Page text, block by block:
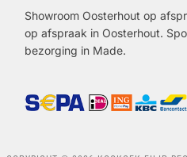
Showroom Oosterhout op
op afspraak in Oosterhout.
bezorging in Made.